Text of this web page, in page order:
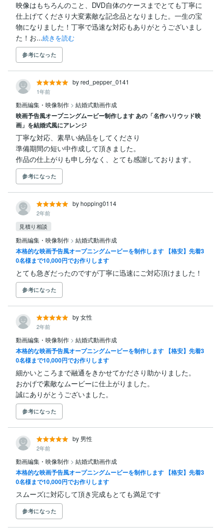
映像はもちろんのこと、DVD自体のケースまでとても丁寧に
仕上げてくださり大変素敵な記念品となりました。一生の宝
物になりました！丁寧で迅速な対応もありがとうございまし
た！お...続きを読む
参考になった
by red_pepper_0141
1年前
動画編集・映像制作 > 結婚式動画作成
映画予告風オープニングムービー制作します あの「名作ハリウッド映
画」を結婚式風にアレンジ
丁寧な対応、素早い納品をしてくださり
準備期間の短い中作成して頂きました。
作品の仕上がりも申し分なく、とても感謝しております。
参考になった
by hopping0114
2年前
見積り相談
動画編集・映像制作 > 結婚式動画作成
本格的な映画予告風オープニングムービーを制作します 【格安】先着3
0名様まで10,000円でお作りします
とても急ぎだったのですが丁寧に迅速にご対応頂けました！
参考になった
by 女性
2年前
動画編集・映像制作 > 結婚式動画作成
本格的な映画予告風オープニングムービーを制作します 【格安】先着3
0名様まで10,000円でお作りします
細かいところまで融通をきかせてかださり助かりました。
おかげで素敵なムービーに仕上がりました。
誠にありがとうございました。
参考になった
by 男性
2年前
動画編集・映像制作 > 結婚式動画作成
本格的な映画予告風オープニングムービーを制作します 【格安】先着3
0名様まで10,000円でお作りします
スムーズに対応して頂き完成もとても満足です
参考になった